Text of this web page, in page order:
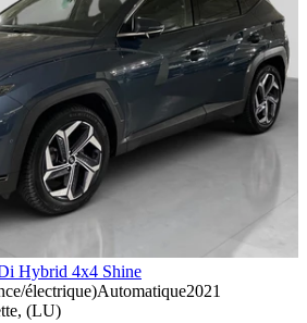
Hybrid 4x4 Shine
électrique)Automatique2021
(LU)